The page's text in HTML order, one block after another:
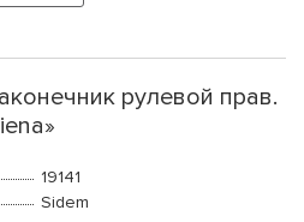
рулевой прав.
19141
Sidem